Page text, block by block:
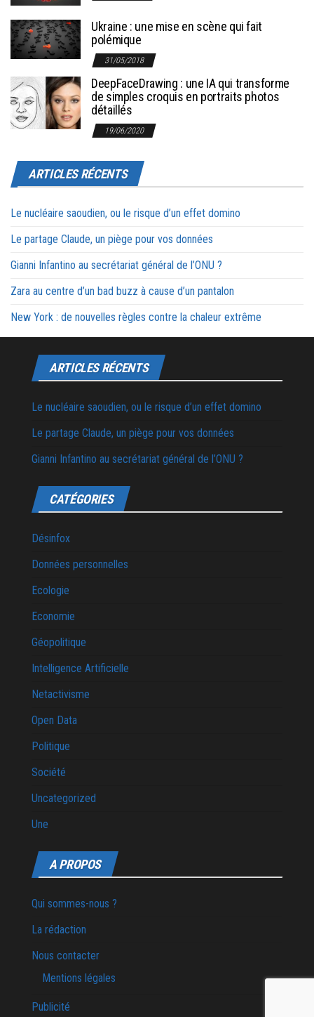
Ukraine : une mise en scène qui fait
polémique
31/05/2018
DeepFaceDrawing : une IA qui transforme
de simples croquis en portraits photos
détaillés
19/06/2020
ARTICLES RÉCENTS
Le nucléaire saoudien, ou le risque d’un effet domino
Le partage Claude, un piège pour vos données
Gianni Infantino au secrétariat général de l’ONU ?
Zara au centre d’un bad buzz à cause d’un pantalon
New York : de nouvelles règles contre la chaleur extrême
ARTICLES RÉCENTS
Le nucléaire saoudien, ou le risque d’un effet domino
Le partage Claude, un piège pour vos données
Gianni Infantino au secrétariat général de l’ONU ?
CATÉGORIES
Désinfox
Données personnelles
Ecologie
Economie
Géopolitique
Intelligence Artificielle
Netactivisme
Open Data
Politique
Société
Uncategorized
Une
A PROPOS
Qui sommes-nous ?
La rédaction
Nous contacter
Mentions légales
Publicité